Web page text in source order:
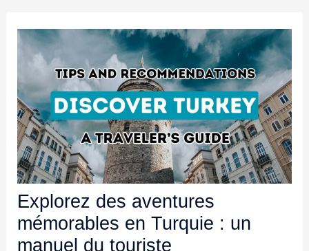
Explorez des aventures
mémorables en Turquie : un
manuel du touriste
articles